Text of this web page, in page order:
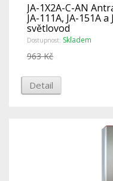
JA-1X2A-C-AN
JA-111A, JA-151A
světlovod
Dostupnost: Skladem
963 Kč
Detail